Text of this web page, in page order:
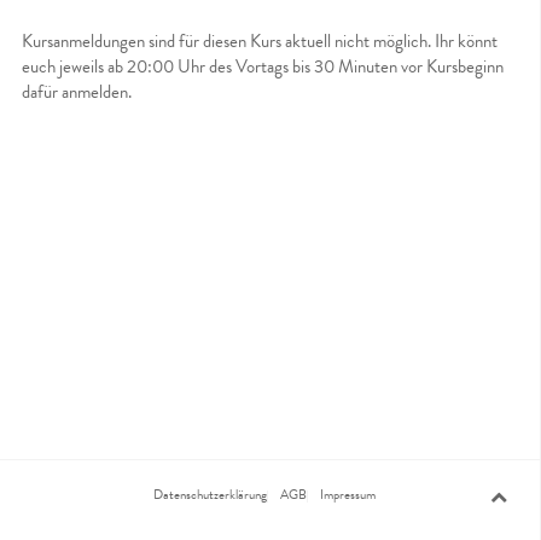
Kursanmeldungen sind für diesen Kurs aktuell nicht möglich. Ihr könnt
euch jeweils ab 20:00 Uhr des Vortags bis 30 Minuten vor Kursbeginn
dafür anmelden.
Datenschutzerklärung AGB Impressum